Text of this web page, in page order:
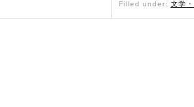
Filled under: 文学